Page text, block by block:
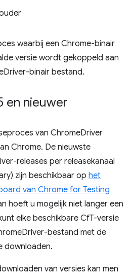
waarbij een Chrome-binair
versie wordt gekoppeld aan
binair bestand.
en nieuwer
van ChromeDriver
Chrome. De nieuwste
releases per releasekanaal
zijn beschikbaar op het
van Chrome for Testing
hoeft u mogelijk niet langer een
elke beschikbare CfT-versie
bestand met de
downloaden.
van versies kan men